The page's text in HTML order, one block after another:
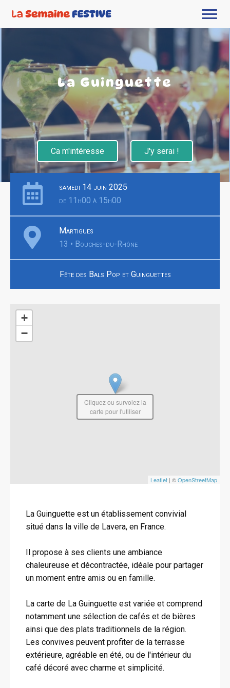
La Guinguette
Ca m'intéresse J'y serai !
samedi 14 juin 2025
de 11h00 à 15h00
Martigues
13 • Bouches-du-Rhône
Fête des Bals Pop et Guinguettes
+
−
Leaflet | ©OpenStreetMap
Cliquez ou survolez la
carte pour l'utiliser
La Guinguette est un établissement convivial
situé dans la ville de Lavera, en France.
Il propose à ses clients une ambiance
chaleureuse et décontractée, idéale pour partager
un moment entre amis ou en famille.
La carte de La Guinguette est variée et comprend
notamment une sélection de cafés et de bières
ainsi que des plats traditionnels de la région.
Les convives peuvent profiter de la terrasse
extérieure, agréable en été, ou de l'intérieur du
café décoré avec charme et simplicité.